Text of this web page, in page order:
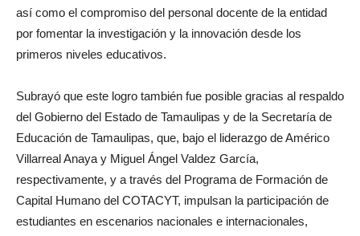
así como el compromiso del personal docente de la entidad
por fomentar la investigación y la innovación desde los
primeros niveles educativos.
Subrayó que este logro también fue posible gracias al respaldo
del Gobierno del Estado de Tamaulipas y de la Secretaría de
Educación de Tamaulipas, que, bajo el liderazgo de Américo
Villarreal Anaya y Miguel Ángel Valdez García,
respectivamente, y a través del Programa de Formación de
Capital Humano del COTACYT, impulsan la participación de
estudiantes en escenarios nacionales e internacionales,